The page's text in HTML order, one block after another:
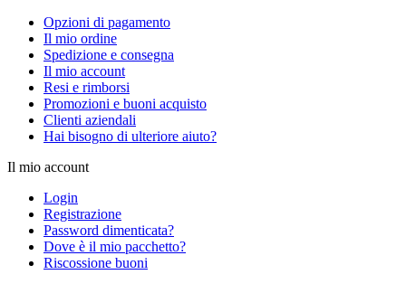
Opzioni di pagamento
Il mio ordine
Spedizione e consegna
Il mio account
Resi e rimborsi
Promozioni e buoni acquisto
Clienti aziendali
Hai bisogno di ulteriore aiuto?
Il mio account
Login
Registrazione
Password dimenticata?
Dove è il mio pacchetto?
Riscossione buoni